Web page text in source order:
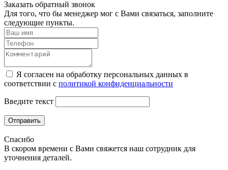
Заказать обратный звонок
Для того, что бы менеджер мог с Вами связаться, заполните
следующие пункты.
Я согласен на обработку персональных данных в
соответствии с политикой конфиденциальности
Введите текст
Отправить
Спасибо
В скором времени с Вами свяжется наш сотрудник для
уточнения деталей.